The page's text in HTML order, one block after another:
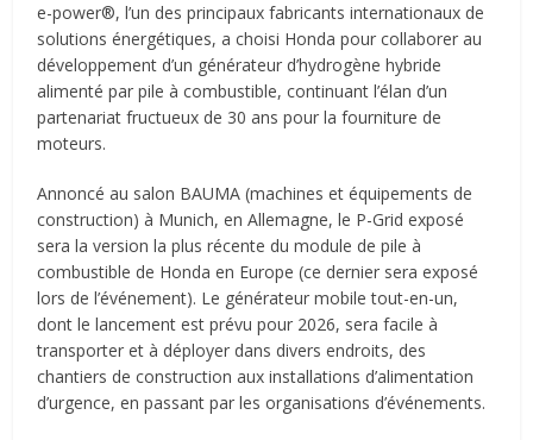
e-power®, l’un des principaux fabricants internationaux de
solutions énergétiques, a choisi Honda pour collaborer au
développement d’un générateur d’hydrogène hybride
alimenté par pile à combustible, continuant l’élan d’un
partenariat fructueux de 30 ans pour la fourniture de
moteurs.
Annoncé au salon BAUMA (machines et équipements de
construction) à Munich, en Allemagne, le P-Grid exposé
sera la version la plus récente du module de pile à
combustible de Honda en Europe (ce dernier sera exposé
lors de l’événement). Le générateur mobile tout-en-un,
dont le lancement est prévu pour 2026, sera facile à
transporter et à déployer dans divers endroits, des
chantiers de construction aux installations d’alimentation
d’urgence, en passant par les organisations d’événements.